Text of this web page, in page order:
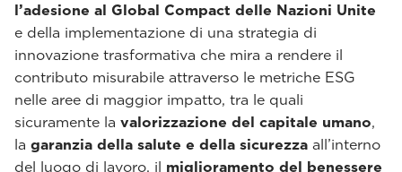
l’adesione al Global Compact delle Nazioni Unite
e della implementazione di una strategia di
innovazione trasformativa che mira a rendere il
contributo misurabile attraverso le metriche ESG
nelle aree di maggior impatto, tra le quali
sicuramente la valorizzazione del capitale umano,
la garanzia della salute e della sicurezza all’interno
del luogo di lavoro, il miglioramento del benessere